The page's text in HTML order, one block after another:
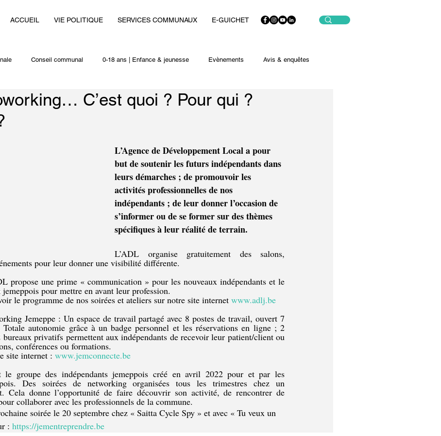
ACCUEIL VIE POLITIQUE SERVICES COMMUNAUX E-GUICHET
Conseil communal 0-18 ans | Enfance & jeunesse Evènements Avis & enquêtes
Autres actualités
C’est quoi ? Pour qui ?
L’Agence de Développement Local a pour
but de soutenir les futurs indépendants dans
leurs démarches ; de promouvoir les
activités professionnelles de nos
indépendants ; de leur donner l’occasion de
s’informer ou de se former sur des thèmes
spécifiques à leur réalité de terrain.
L’ADL organise gratuitement des salons,
pour leur donner une visibilité différente.
propose une prime « communication » pour les nouveaux indépendants et le
pour mettre en avant leur profession.
le programme de nos soirées et ateliers sur notre site internet www.adlj.be
Jemeppe : Un espace de travail partagé avec 8 postes de travail, ouvert 7
autonomie grâce à un badge personnel et les réservations en ligne ; 2
privatifs permettent aux indépendants de recevoir leur patient/client ou
conférences ou formations.
site internet : www.jemconnecte.be
le groupe des indépendants jemeppois créé en avril 2022 pour et par les
Des soirées de networking organisées tous les trimestres chez un
Cela donne l’opportunité de faire découvrir son activité, de rencontrer de
collaborer avec les professionnels de la commune.
soirée le 20 septembre chez « Saitta Cycle Spy » et avec « Tu veux un
: https://jementreprendre.be